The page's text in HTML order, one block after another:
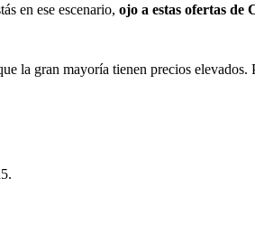
en ese escenario, ojo a estas ofertas de
la gran mayoría tienen precios